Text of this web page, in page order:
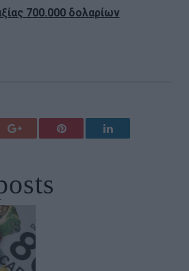
700.000 δολαρίων
Google+ Pinterest LinkedIn